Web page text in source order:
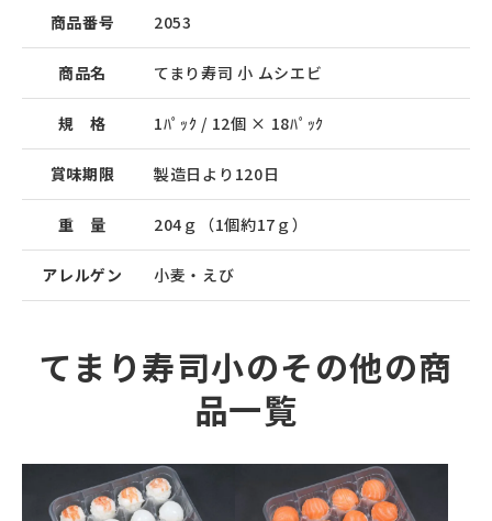
商品番号 2053
商品名 てまり寿司 小 ムシエビ
規 格 1ﾊﾟｯｸ / 12個 × 18ﾊﾟｯｸ
賞味期限 製造日より120日
重 量 204ｇ（1個約17ｇ）
アレルゲン 小麦・えび
てまり寿司小のその他の商
品一覧